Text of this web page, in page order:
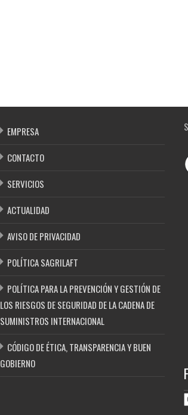
EMPRESA
CONTACTO
SERVICIOS
ACTUALIDAD
AVISO DE PRIVACIDAD
POLÍTICA SAGRILAFT
POLÍTICA PARA LA PREVENCIÓN Y GESTIÓN DE
LOS RIESGOS DE SEGURIDAD DE LA CADENA DE
SUMINISTROS INTERNACIONAL
CÓDIGO DE ÉTICA, TRANSPARENCIA Y BUEN
GOBIERNO